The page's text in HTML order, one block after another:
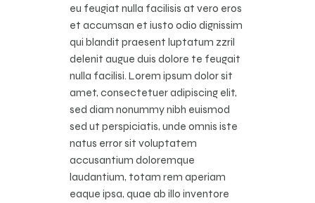
eu feugiat nulla facilisis at vero eros
et accumsan et iusto odio dignissim
qui blandit praesent luptatum zzril
delenit augue duis dolore te feugait
nulla facilisi. Lorem ipsum dolor sit
amet, consectetuer adipiscing elit,
sed diam nonummy nibh euismod
sed ut perspiciatis, unde omnis iste
natus error sit voluptatem
accusantium doloremque
laudantium, totam rem aperiam
eaque ipsa, quae ab illo inventore